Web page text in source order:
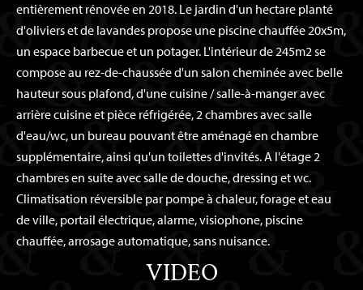
entièrement rénovée en 2018. Le jardin d'un hectare planté
d'oliviers et de lavandes propose une piscine chauffée 20x5m,
un espace barbecue et un potager. L'intérieur de 245m2 se
compose au rez-de-chaussée d'un salon cheminée avec belle
hauteur sous plafond, d'une cuisine / salle-à-manger avec
arrière cuisine et pièce réfrigérée, 2 chambres avec salle
d'eau/wc, un bureau pouvant être aménagé en chambre
supplémentaire, ainsi qu'un toilettes d'invités. A l'étage 2
chambres en suite avec salle de douche, dressing et wc.
Climatisation réversible par pompe à chaleur, forage et eau
de ville, portail électrique, alarme, visiophone, piscine
chauffée, arrosage automatique, sans nuisance.
VIDEO